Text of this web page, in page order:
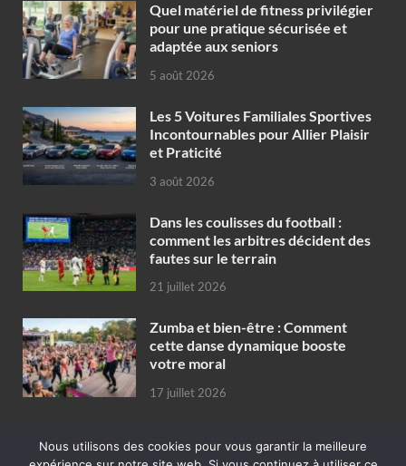
Quel matériel de fitness privilégier
pour une pratique sécurisée et
adaptée aux seniors
5 août 2026
Les 5 Voitures Familiales Sportives
Incontournables pour Allier Plaisir
et Praticité
3 août 2026
Dans les coulisses du football :
comment les arbitres décident des
fautes sur le terrain
21 juillet 2026
Zumba et bien-être : Comment
cette danse dynamique booste
votre moral
17 juillet 2026
Nous utilisons des cookies pour vous garantir la meilleure